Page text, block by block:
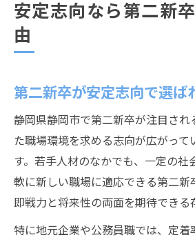
安定志向なら第二新
由
第二新卒が安定志向で選ば
静岡県静岡市で第二新卒が注目され
た職場環境を求める志向が広がって
す。若手人材のなかでも、一定の社
軟に新しい職場に適応できる第二新
即戦力と将来性の両面を期待できる
特に地元企業や公務員職では、定